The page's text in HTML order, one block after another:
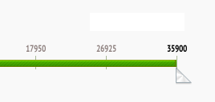
17950 26925 35900